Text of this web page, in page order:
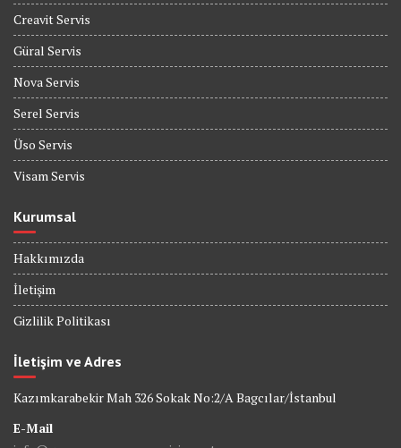
Creavit Servis
Güral Servis
Nova Servis
Serel Servis
Üso Servis
Visam Servis
Kurumsal
Hakkımızda
İletişim
Gizlilik Politikası
İletişim ve Adres
Kazımkarabekir Mah 326 Sokak No:2/A Bagcılar/İstanbul
E-Mail